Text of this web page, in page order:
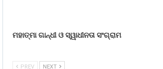
ମହାତ୍ମା ଗାନ୍ଧୀ ଓ ସ୍ୱାଧୀନତା ସଂଗ୍ରାମ
PREV NEXT